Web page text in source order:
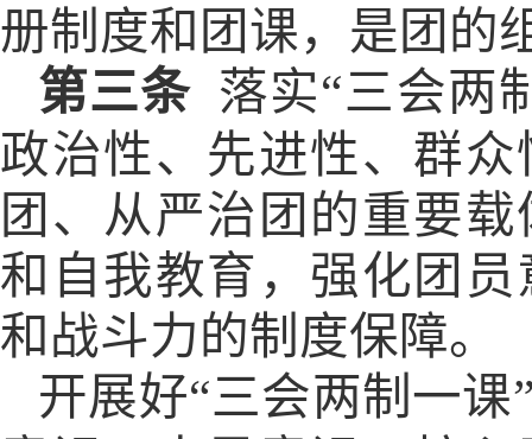
册制度和团课，是团的
第三条 落实“三会两
政治性、先进性、群
团、从严治团的重要
和自我教育，强化团
和战斗力的制度保障。
开展好“三会两制一